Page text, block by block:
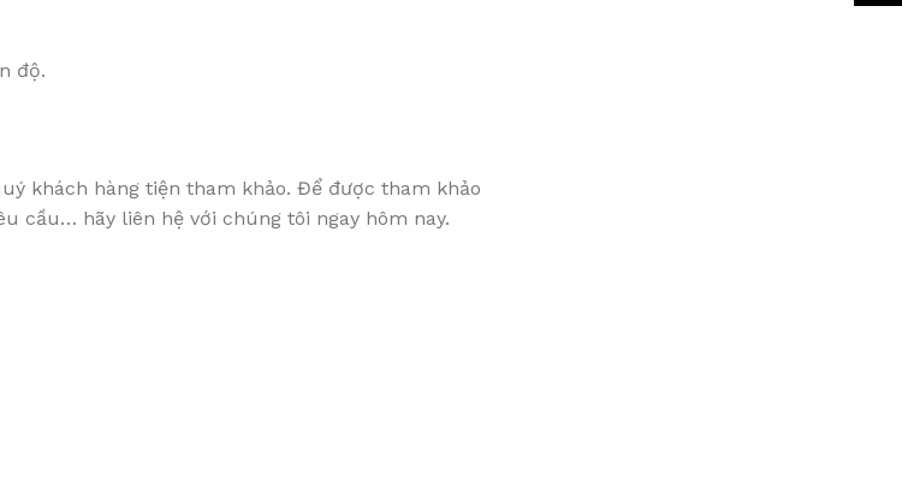
độ.
khách hàng tiện tham khảo. Để được tham khảo
cầu… hãy liên hệ với chúng tôi ngay hôm nay.